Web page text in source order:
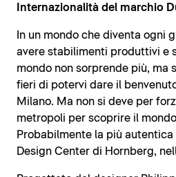
Internazionalità del marchio
In un mondo che diventa ogni
avere stabilimenti produttivi e
mondo non sorprende più, ma
fieri di potervi dare il
Milano. Ma non si deve per
metropoli per scoprire il
Probabilmente la più
Design Center di Hornberg,